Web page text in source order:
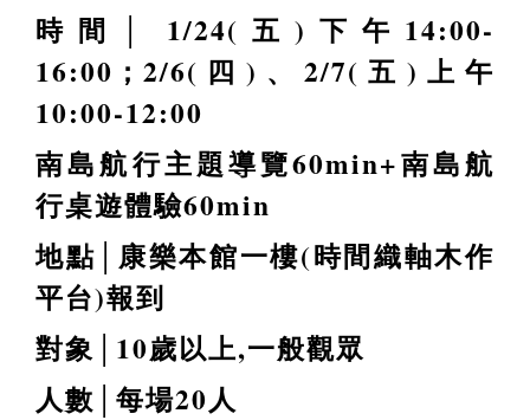
時間│ 1/24(五)下午14:00-
16:00；2/6(四)、2/7(五)上午
10:00-12:00
南島航行主題導覽60min+南島航
行桌遊體驗60min
地點│康樂本館一樓(時間織軸木作
平台)報到
對象│ 10歲以上,一般觀眾
人數│ 每場20人